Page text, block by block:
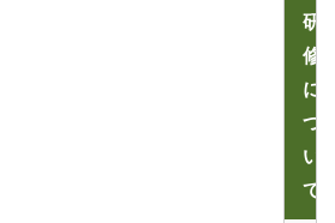
研
修
に
つ
い
て